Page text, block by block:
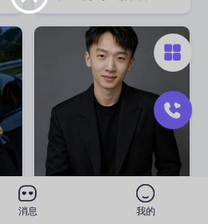
消息 我的